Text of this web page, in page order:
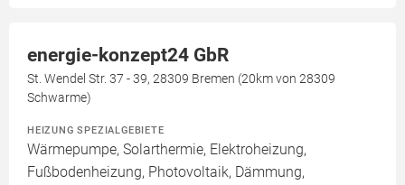
energie-konzept24 GbR
St. Wendel Str. 37 - 39, 28309 Bremen (20km von 28309
Schwarme)
HEIZUNG SPEZIALGEBIETE
Wärmepumpe, Solarthermie, Elektroheizung,
Fußbodenheizung, Photovoltaik, Dämmung,